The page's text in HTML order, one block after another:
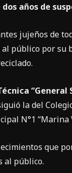
años de
jujeños de
público por su
“General
la del
N°1 “Marina
que
al público.